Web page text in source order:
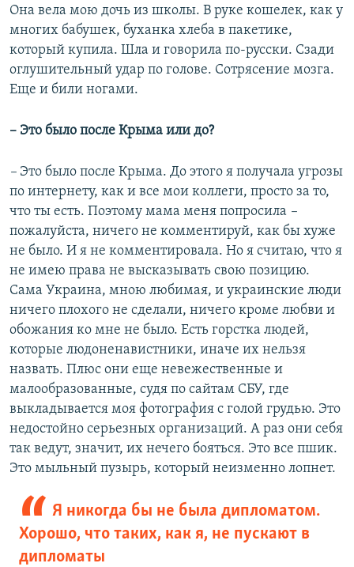
Она вела мою дочь из школы. В руке кошелек, как у
многих бабушек, буханка хлеба в пакетике,
который купила. Шла и говорила по-русски. Сзади
оглушительный удар по голове. Сотрясение мозга.
Еще и били ногами.
– Это было после Крыма или до?
– Это было после Крыма. До этого я получала угрозы
по интернету, как и все мои коллеги, просто за то,
что ты есть. Поэтому мама меня попросила –
пожалуйста, ничего не комментируй, как бы хуже
не было. И я не комментировала. Но я считаю, что я
не имею права не высказывать свою позицию.
Сама Украина, мною любимая, и украинские люди
ничего плохого не сделали, ничего кроме любви и
обожания ко мне не было. Есть горстка людей,
которые людоненавистники, иначе их нельзя
назвать. Плюс они еще невежественные и
малообразованные, судя по сайтам СБУ, где
выкладывается моя фотография с голой грудью. Это
недостойно серьезных организаций. А раз они себя
так ведут, значит, их нечего бояться. Это все пшик.
Это мыльный пузырь, который неизменно лопнет.
Я никогда бы не была дипломатом.
Хорошо, что таких, как я, не пускают в
дипломаты